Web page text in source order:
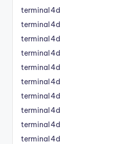
terminal4d
terminal4d
terminal4d
terminal4d
terminal4d
terminal4d
terminal4d
terminal4d
terminal4d
terminal4d